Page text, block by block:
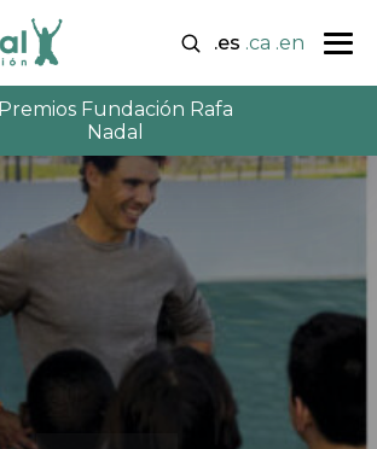
.es .ca .en
Premios Fundación Rafa
Nadal